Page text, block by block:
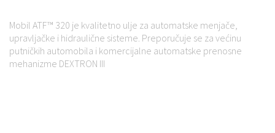
Mobil ATF™ 320 je kvalitetno ulje za automatske menjače,
upravljačke i hidraulične sisteme. Preporučuje se za većinu
putničkih automobila i komercijalne automatske prenosne
mehanizme DEXTRON III